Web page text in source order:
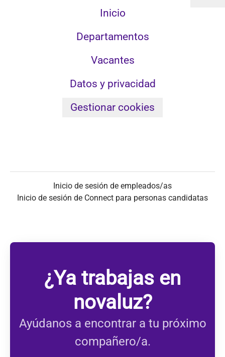
Inicio
Departamentos
Vacantes
Datos y privacidad
Gestionar cookies
Inicio de sesión de empleados/as
Inicio de sesión de Connect para personas candidatas
¿Ya trabajas en
novaluz?
Ayúdanos a encontrar a tu próximo
compañero/a.